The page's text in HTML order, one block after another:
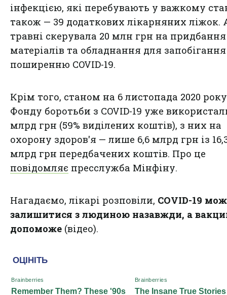
інфекцією, які перебувають у важкому
також — 39 додаткових лікарняних ліжок.
травні скерувала 20 млн грн на придбання
матеріалів та обладнання для запобігання
поширенню COVID-19.
Крім того, станом на 6 листопада 2020
Фонду боротьби з COVID-19 уже
млрд грн (59% виділених коштів), з них на
охорону здоров'я — лише 6,6 млрд грн із
млрд грн передбачених коштів. Про це
повідомляє пресслужба Мінфіну.
Нагадаємо, лікарі розповіли, COVID-19
залишитися з людиною назавжди, а
допоможе (відео).